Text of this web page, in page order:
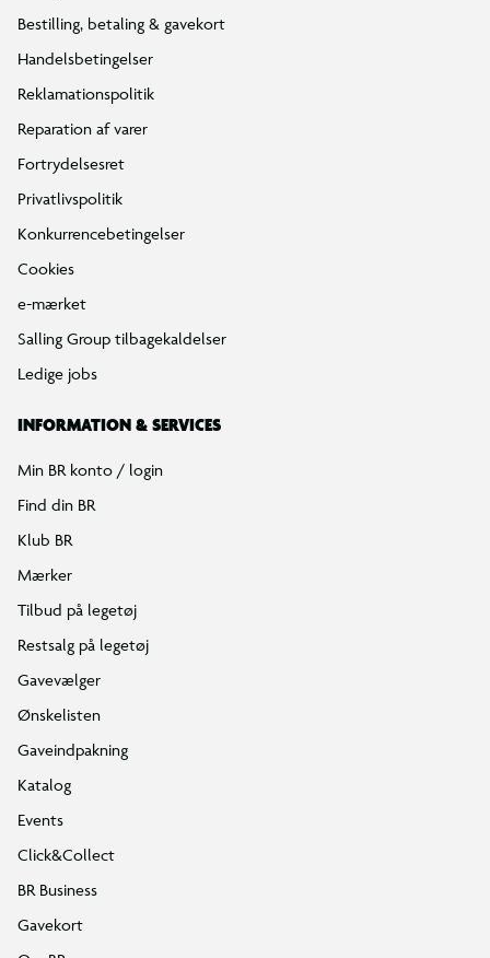
Bestilling, betaling & gavekort
Handelsbetingelser
Reklamationspolitik
Reparation af varer
Fortrydelsesret
Privatlivspolitik
Konkurrencebetingelser
Cookies
e-mærket
Salling Group tilbagekaldelser
Ledige jobs
INFORMATION & SERVICES
Min BR konto / login
Find din BR
Klub BR
Mærker
Tilbud på legetøj
Restsalg på legetøj
Gavevælger
Ønskelisten
Gaveindpakning
Katalog
Events
Click&Collect
BR Business
Gavekort